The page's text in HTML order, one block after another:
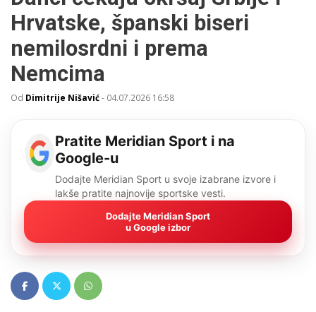
Hrvatske, španski biseri
nemilosrdni i prema
Nemcima
Od Dimitrije Nišavić- 04.07.2026 16:58
Pratite Meridian Sport i na
Google-u
Dodajte Meridian Sport u svoje izabrane izvore i
lakše pratite najnovije sportske vesti.
Dodajte Meridian Sport
u Google izbor